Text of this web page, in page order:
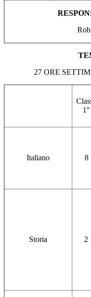
27 ORE
1°
Italiano 8
Storia 2